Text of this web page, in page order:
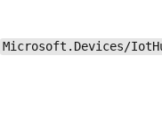
Microsoft.Devices/